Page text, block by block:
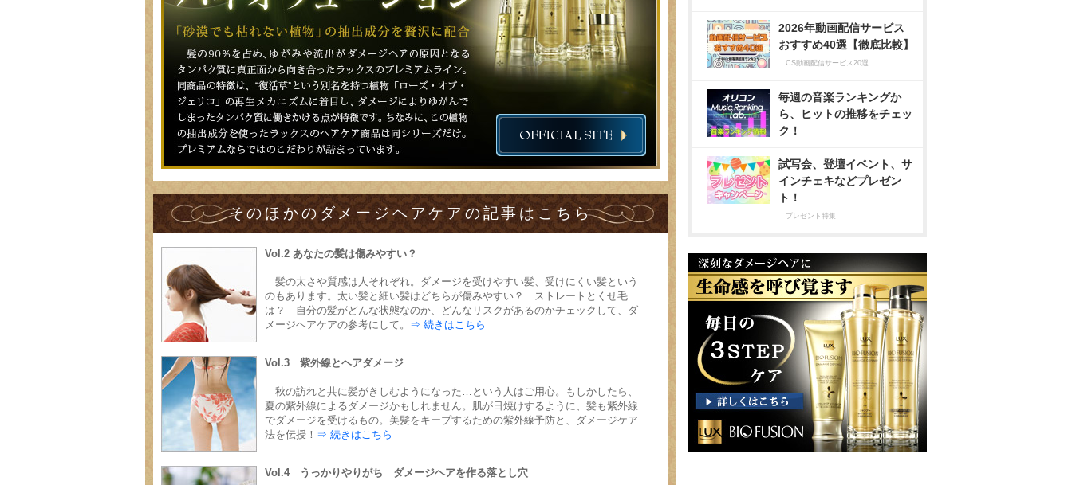
そのほかのダメージヘアケアの記事はこちら
Vol.2 あなたの髪は傷みやすい？
髪の太さや質感は人それぞれ。ダメージを受けやすい髪、受けにくい髪という
のもあります。太い髪と細い髪はどちらが傷みやすい？ ストレートとくせ毛
は？ 自分の髪がどんな状態なのか、どんなリスクがあるのかチェックして、ダ
メージヘアケアの参考にして。 ⇒ 続きはこちら
Vol.3 紫外線とヘアダメージ
秋の訪れと共に髪がきしむようになった…という人はご用心。もしかしたら、
夏の紫外線によるダメージかもしれません。肌が日焼けするように、髪も紫外線
でダメージを受けるもの。美髪をキープするための紫外線予防と、ダメージケア
法を伝授！ ⇒ 続きはこちら
Vol.4 うっかりやりがち ダメージヘアを作る落とし穴
2026年動画配信サービス
おすすめ40選【徹底比較】
CS動画配信サービス20選
毎週の音楽ランキングか
ら、ヒットの推移をチェッ
ク！
試写会、登壇イベント、サ
インチェキなどプレゼン
ト！
プレゼント特集